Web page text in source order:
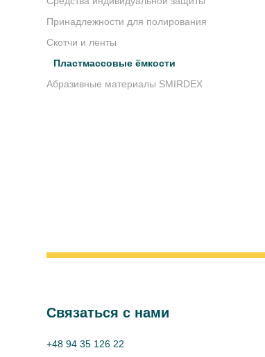
Принадлежности для полирования
Скотчи и ленты
Пластмассовые ёмкости
Абразивные материалы SMIRDEX
Cвязаться с нами
+48 94 35 126 22